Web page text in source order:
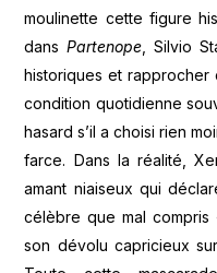
moulinette cette figure
dansPartenope , Silvio
historiques et
condition quotidienne
hasard s’il a choisi rien
farce. Dans la réalité,
amant niaiseux qui
célèbre que mal
son dévolu capricieux